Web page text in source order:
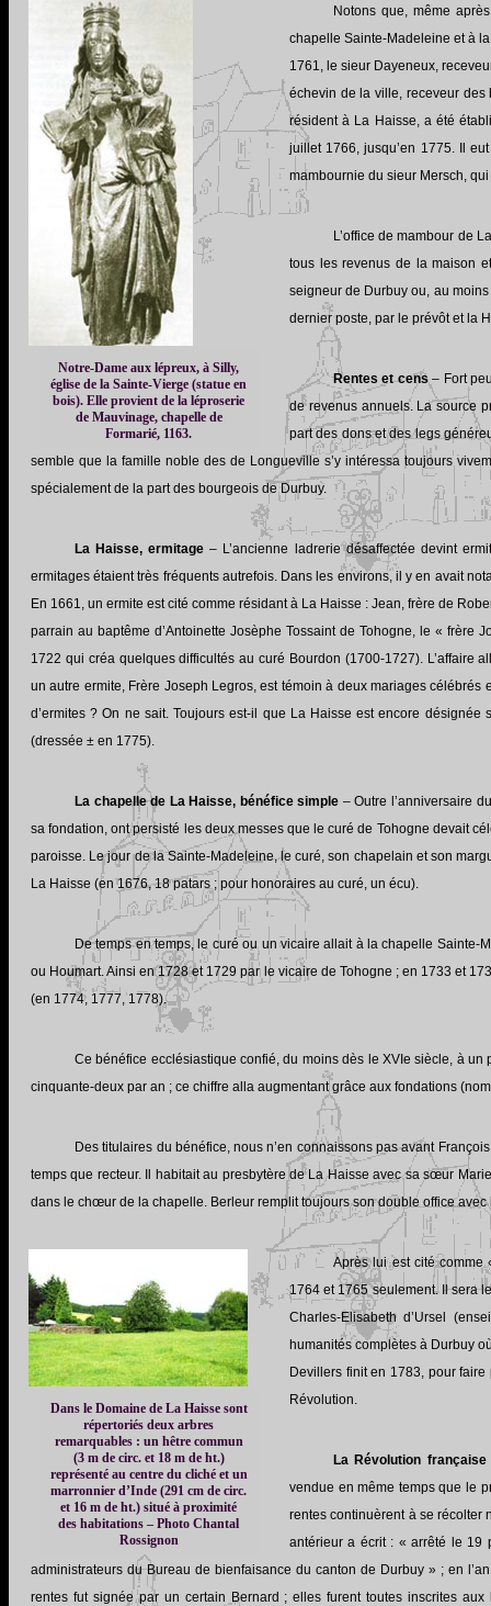
Notre-Dame aux lépreux, à Silly,
église de la Sainte-Vierge (statue en
bois). Elle provient de la léproserie
de Mauvinage, chapelle de
Formarié, 1163.
Notons que, même
chapelle Sainte-Madeleine et à
1761, le sieur Dayeneux,
échevin de la ville, receveur des
résident à La Haisse, a été
juillet 1766, jusqu’en 1775. Il
mambournie du sieur Mersch,
L’office de mambour de
tous les revenus de la maison
seigneur de Durbuy ou, au
dernier poste, par le prévôt et la
Rentes et cens– Fort
de revenus annuels. La source
part des dons et des legs
semble que la famille noble des de Longueville s’y intéressa toujours
spécialement de la part des bourgeois de Durbuy.
La Haisse, ermitage – L’ancienne ladrerie désaffectée devint
ermitages étaient très fréquents autrefois. Dans les environs, il y en avait
En 1661, un ermite est cité comme résidant à La Haisse : Jean, frère de
parrain au baptême d’Antoinette Josèphe Tossaint de Tohogne, le « frère
1722 qui créa quelques difficultés au curé Bourdon (1700-1727). L’affaire
un autre ermite, Frère Joseph Legros, est témoin à deux mariages
d’ermites ? On ne sait. Toujours est-il que La Haisse est encore
(dressée ± en 1775).
La chapelle de La Haisse, bénéfice simple – Outre l’anniversaire
sa fondation, ont persisté les deux messes que le curé de Tohogne devait
paroisse. Le jour de la Sainte-Madeleine, le curé, son chapelain et son
La Haisse (en 1676, 18 patars ; pour honoraires au curé, un écu).
De temps en temps, le curé ou un vicaire allait à la chapelle
ou Houmart. Ainsi en 1728 et 1729 par le vicaire de Tohogne ; en 1733 et
(en 1774, 1777, 1778).
Ce bénéfice ecclésiastique confié, du moins dès le XVIe siècle, à
cinquante-deux par an ; ce chiffre alla augmentant grâce aux fondations
Des titulaires du bénéfice, nous n’en connaissons pas avant
temps que recteur. Il habitait au presbytère de La Haisse avec sa sœur
dans le chœur de la chapelle. Berleur remplit toujours son double office avec
Dans le Domaine de La Haisse sont
répertoriés deux arbres
remarquables : un hêtre commun
(3 m de circ. et 18 m de ht.)
représenté au centre du cliché et un
marronnier d’Inde (291 cm de circ.
et 16 m de ht.) situé à proximité
des habitations – Photo Chantal
Rossignon
Après lui est cité
1764 et 1765 seulement. Il sera
Charles-Elisabeth d’Ursel
humanités complètes à Durbuy
Devillers finit en 1783, pour
Révolution.
La Révolution
vendue en même temps que le
rentes continuèrent à se récolter
antérieur a écrit : « arrêté le 19
administrateurs du Bureau de bienfaisance du canton de Durbuy » ; en
rentes fut signée par un certain Bernard ; elles furent toutes inscrites